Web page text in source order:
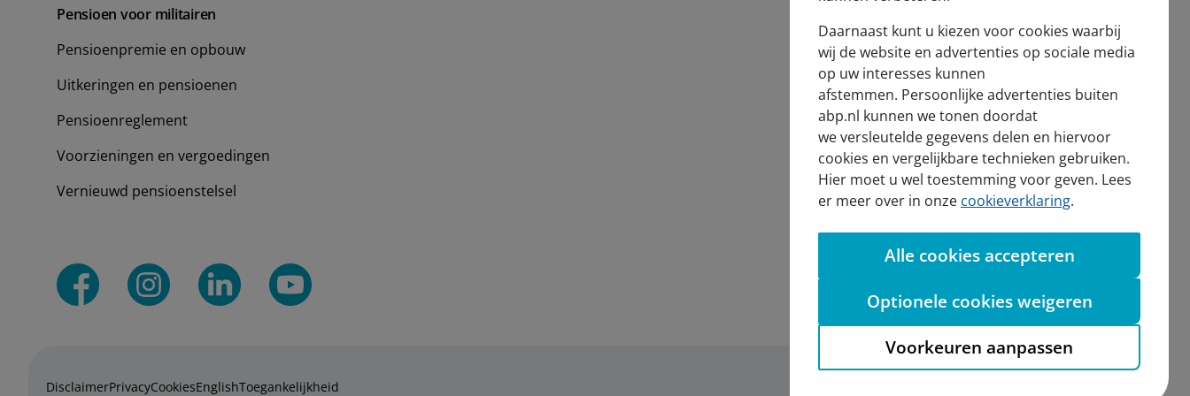
Pensioen voor militairen
Pensioenpremie en opbouw
Uitkeringen en pensioenen
Pensioenreglement
Voorzieningen en vergoedingen
Vernieuwd pensioenstelsel
Aanmelden nieuwsbrief
DisclaimerPrivacyCookiesEnglishToegankelijkheid
Daarnaast kunt u kiezen voor cookies waarbij
wij de website en advertenties op sociale media
op uw interesses kunnen
afstemmen. Persoonlijke advertenties buiten
abp.nl kunnen we tonen doordat
we versleutelde gegevens delen en hiervoor
cookies en vergelijkbare technieken gebruiken.
Hier moet u wel toestemming voor geven. Lees
er meer over in onze cookieverklaring.
Alle cookies accepteren
Optionele cookies weigeren
Voorkeuren aanpassen